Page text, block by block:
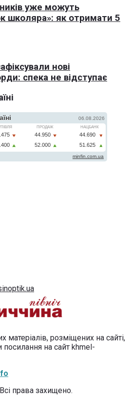
уже можуть
школяра»: як отримати 5
нові
спека не відступає
матеріалів, розміщених на сайті,
на сайт khmel-
права захищено.